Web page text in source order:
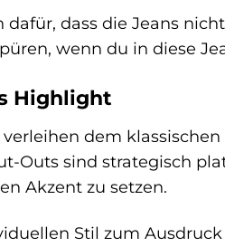
dass die Jeans
wenn du in diese
Highlight
dem
Outs sind strategisch
Akzent zu setzen.
Stil zum